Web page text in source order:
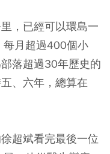
，已經可以環島一
每月超過400個小
落超過30年歷史的
、六年，總算在
超斌看完最後一位